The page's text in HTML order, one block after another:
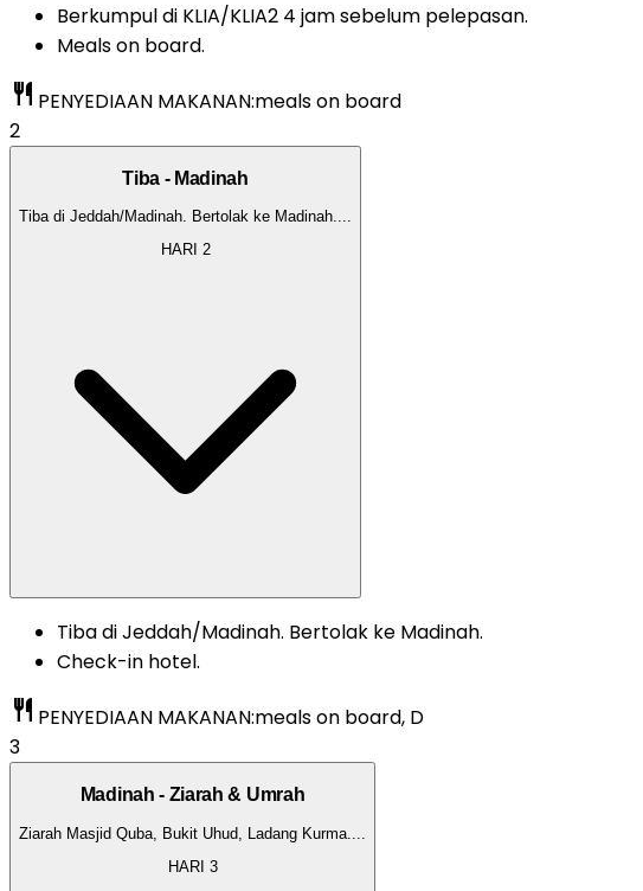
Berkumpul di KLIA/KLIA2 4 jam sebelum pelepasan.
Meals on board.
restaurant PENYEDIAAN MAKANAN:meals on board
2
Tiba - Madinah
Tiba di Jeddah/Madinah. Bertolak ke Madinah....
HARI 2
Tiba di Jeddah/Madinah. Bertolak ke Madinah.
Check-in hotel.
restaurant PENYEDIAAN MAKANAN:meals on board, D
3
Madinah - Ziarah & Umrah
Ziarah Masjid Quba, Bukit Uhud, Ladang Kurma.
HARI 3